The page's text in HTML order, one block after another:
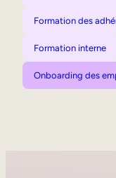
Formation des
Formation interne
Onboarding des